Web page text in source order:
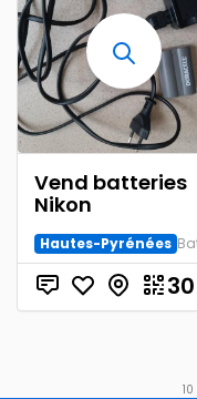
Vend batteries
Nikon
Hautes-Pyrénées
30
10